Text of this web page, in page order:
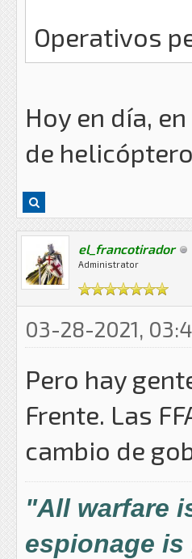
Operativos
Hoy en día,
de
el_francotirador
Administrator
03-28-2021,
Pero hay
Frente. Las
cambio de
"All warfare
espionage